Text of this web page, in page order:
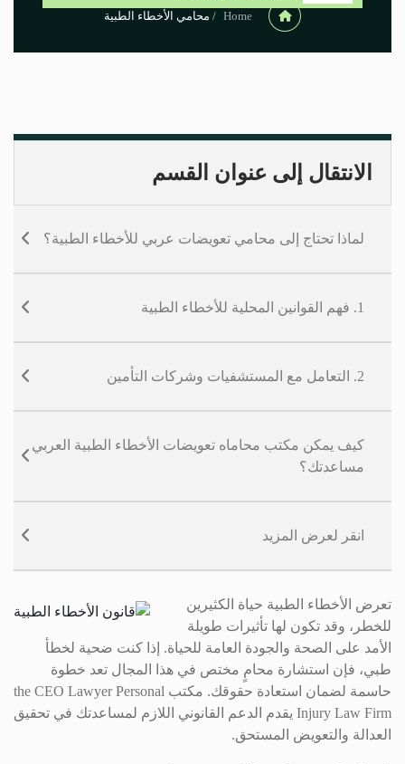
/ محامي الأخطاء الطبية
الانتقال إلى عنوان القسم
لماذا تحتاج إلى محامي تعويضات عربي للأخطاء الطبية؟
1. فهم القوانين المحلية للأخطاء الطبية
2. التعامل مع المستشفيات وشركات التأمين
كيف يمكن مكتب محاماه تعويضات الأخطاء الطبية العربي
مساعدتك؟
انقر لعرض المزيد
تعرض الأخطاء الطبية حياة الكثيرين
للخطر، وقد تكون لها تأثيرات طويلة
الأمد على الصحة والجودة العامة للحياة. إذا كنت ضحية لخطأ
طبي، فإن استشارة محامٍ مختص في هذا المجال تعد خطوة
حاسمة لضمان استعادة حقوقك. مكتب the CEO Lawyer Personal
Injury Law Firm يقدم الدعم القانوني اللازم لمساعدتك في تحقيق
العدالة والتعويض المستحق.